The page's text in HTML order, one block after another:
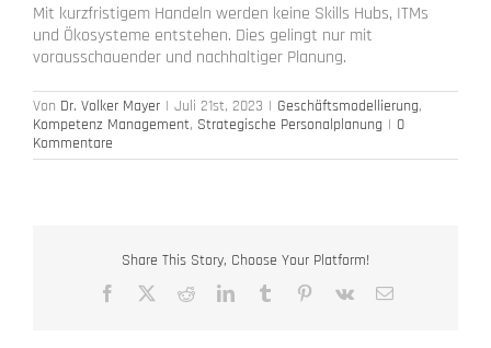
Mit kurzfristigem Handeln werden keine Skills Hubs, ITMs
und Ökosysteme entstehen. Dies gelingt nur mit
vorausschauender und nachhaltiger Planung.
Von Dr. Volker Mayer | Juli 21st, 2023 | Geschäftsmodellierung,
Kompetenz Management, Strategische Personalplanung | 0
Kommentare
Share This Story, Choose Your Platform!
Facebook RedditLinkedInTumblr Pinterest
Vk
E-